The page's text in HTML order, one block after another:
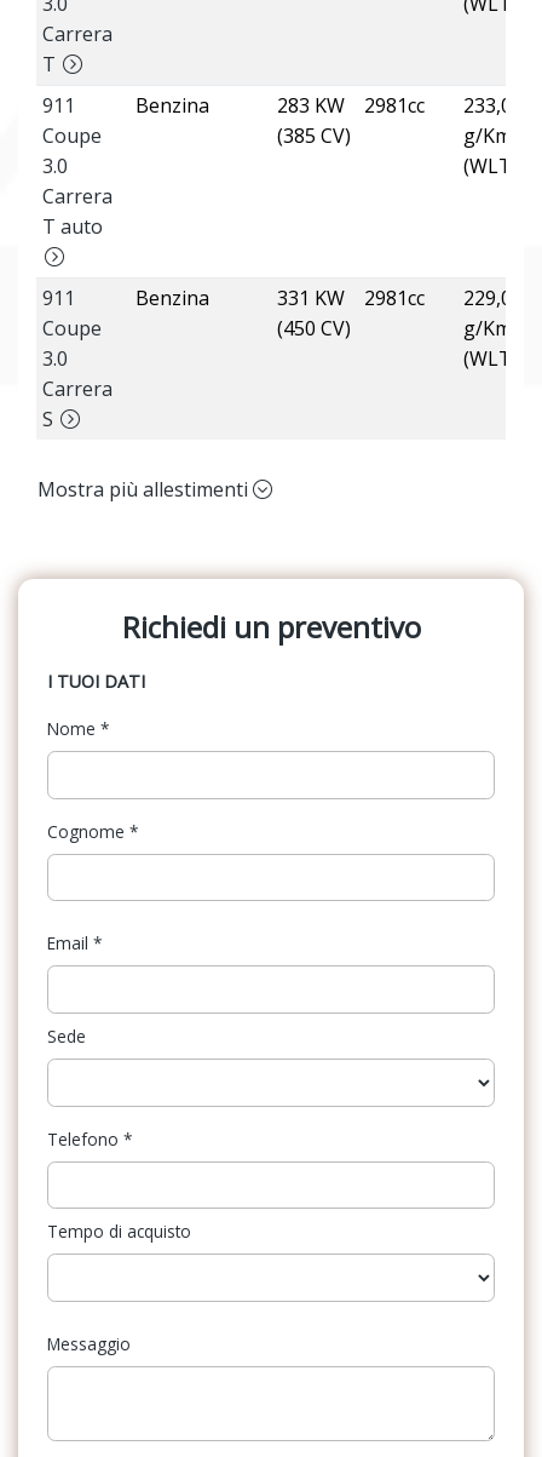
Carrera
T
911
Coupe
3.0
Carrera
T auto
Benzina
283 KW
(385 CV)
2981cc
233,00
g/Km
(WLTP)
911
Coupe
3.0
Carrera
S
Benzina
331 KW
(450 CV)
2981cc
229,00
g/Km
(WLTP)
Mostra più allestimenti
Richiedi un preventivo
I TUOI DATI
Nome *
Cognome *
Email *
Sede
Telefono *
Tempo di acquisto
Messaggio